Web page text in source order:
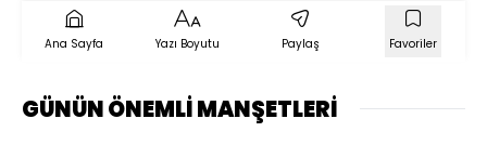
Ana Sayfa Yazı Boyutu Paylaş Favoriler
GÜNÜN ÖNEMLİ MANŞETLERİ